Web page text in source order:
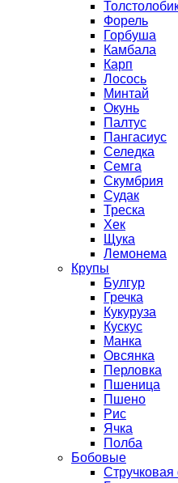
Форель
Горбуша
Камбала
Карп
Лосось
Минтай
Окунь
Палтус
Пангасиус
Селедка
Семга
Скумбрия
Судак
Треска
Хек
Щука
Лемонема
Крупы
Булгур
Гречка
Кукуруза
Кускус
Манка
Овсянка
Перловка
Пшеница
Пшено
Рис
Ячка
Полба
Бобовые